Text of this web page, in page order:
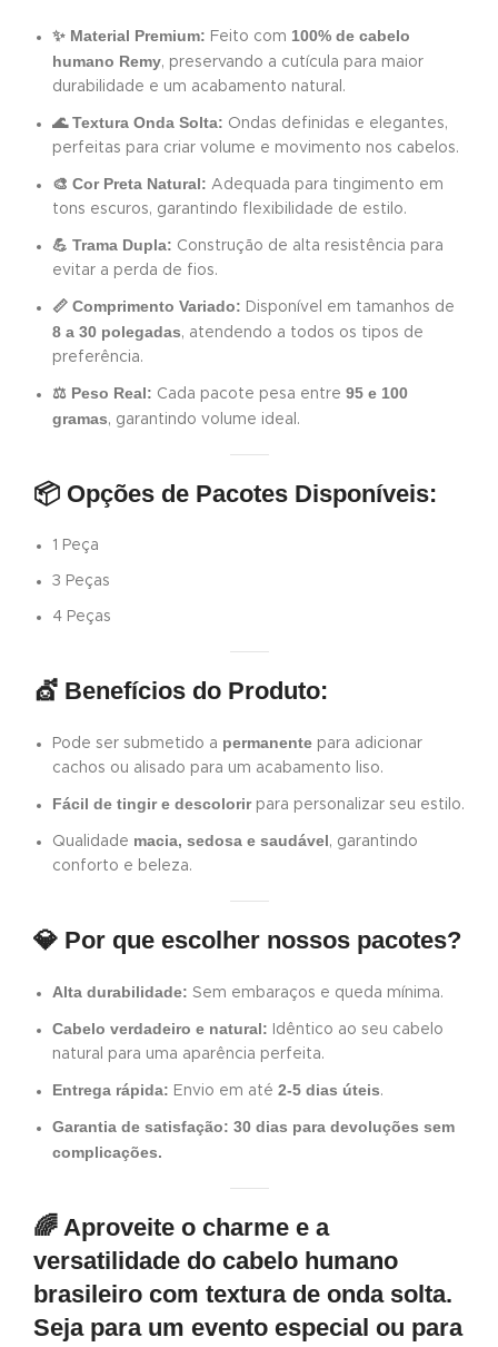
✨ Material Premium: Feito com 100% de cabelo
humano Remy, preservando a cutícula para maior
durabilidade e um acabamento natural.
🌊 Textura Onda Solta: Ondas definidas e elegantes,
perfeitas para criar volume e movimento nos cabelos.
🎨 Cor Preta Natural: Adequada para tingimento em
tons escuros, garantindo flexibilidade de estilo.
💪 Trama Dupla: Construção de alta resistência para
evitar a perda de fios.
📏 Comprimento Variado: Disponível em tamanhos de
8 a 30 polegadas, atendendo a todos os tipos de
preferência.
⚖️ Peso Real: Cada pacote pesa entre 95 e 100
gramas, garantindo volume ideal.
📦 Opções de Pacotes Disponíveis:
1 Peça
3 Peças
4 Peças
💇 Benefícios do Produto:
Pode ser submetido a permanente para adicionar
cachos ou alisado para um acabamento liso.
Fácil de tingir e descolorirpara personalizar seu estilo.
Qualidade macia, sedosa e saudável, garantindo
conforto e beleza.
💎 Por que escolher nossos pacotes?
Alta durabilidade: Sem embaraços e queda mínima.
Cabelo verdadeiro e natural: Idêntico ao seu cabelo
natural para uma aparência perfeita.
Entrega rápida: Envio em até 2-5 dias úteis.
Garantia de satisfação: 30 dias para devoluções sem
complicações.
🌈 Aproveite o charme e a
versatilidade do cabelo humano
brasileiro com textura de onda solta.
Seja para um evento especial ou para